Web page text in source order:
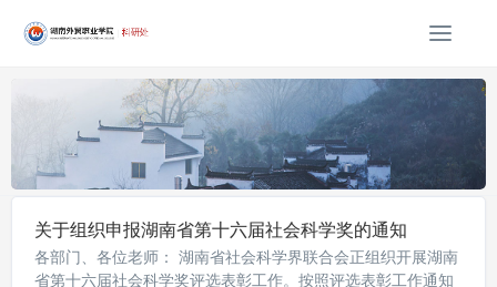
T
e
n
i
关于组织申报湖南省第十六届社会科学奖的通知
各部门、各位老师： 湖南省社会科学界联合会正组织开展湖南
省第十六届社会科学奖评选表彰工作。按照评选表彰工作通知